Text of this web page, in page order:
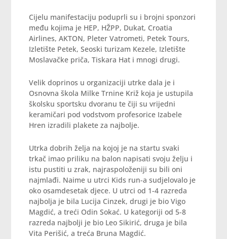
Cijelu manifestaciju poduprli su i brojni sponzori
među kojima je HEP, HŽPP, Dukat, Croatia
Airlines, AKTON, Pleter Vatrometi, Petek Tours,
Izletište Petek, Seoski turizam Kezele, Izletište
Moslavačke priča, Tiskara Hat i mnogi drugi.
Velik doprinos u organizaciji utrke dala je i
Osnovna škola Milke Trnine Križ koja je ustupila
školsku sportsku dvoranu te čiji su vrijedni
keramičari pod vodstvom profesorice Izabele
Hren izradili plakete za najbolje.
Utrka dobrih želja na kojoj je na startu svaki
trkač imao priliku na balon napisati svoju želju i
istu pustiti u zrak, najraspoloženiji su bili oni
najmlađi. Naime u utrci Kids run-a sudjelovalo je
oko osamdesetak djece. U utrci od 1-4 razreda
najbolja je bila Lucija Cinzek, drugi je bio Vigo
Magdić, a treći Odin Sokać. U kategoriji od 5-8
razreda najbolji je bio Leo Sikirić, druga je bila
Vita Perišić, a treća Bruna Magdić.